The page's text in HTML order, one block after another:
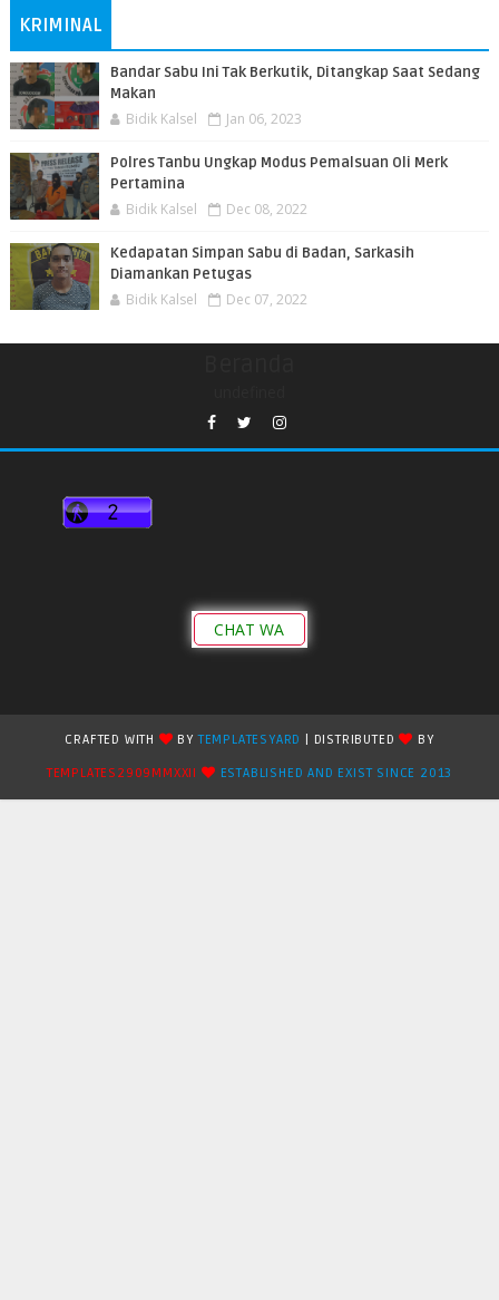
KRIMINAL
Bandar Sabu Ini Tak Berkutik, Ditangkap Saat Sedang
Makan
Bidik Kalsel Jan 06, 2023
Polres Tanbu Ungkap Modus Pemalsuan Oli Merk
Pertamina
Bidik Kalsel Dec 08, 2022
Kedapatan Simpan Sabu di Badan, Sarkasih
Diamankan Petugas
Bidik Kalsel Dec 07, 2022
CHAT WA
CRAFTED WITH BYTEMPLATESYARD | DISTRIBUTED
BY
TEMPLATES2909MMXXII
ESTABLISHED AND EXIST SINCE 2013